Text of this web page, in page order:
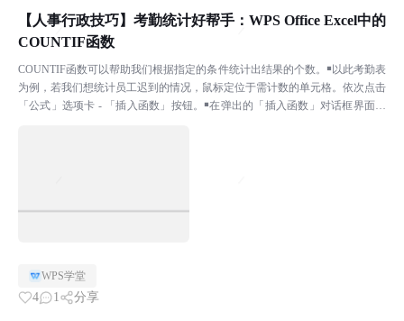
【人事行政技巧】考勤统计好帮手：WPS Office Excel中的
COUNTIF函数
COUNTIF函数可以帮助我们根据指定的条件统计出结果的个数。￭以此考勤表
为例，若我们想统计员工迟到的情况，鼠标定位于需计数的单元格。依次点击
「公式」选项卡 - 「插入函数」按钮。￭在弹出的「插入函数」对话框界面，
WPS学堂
4 1 分享